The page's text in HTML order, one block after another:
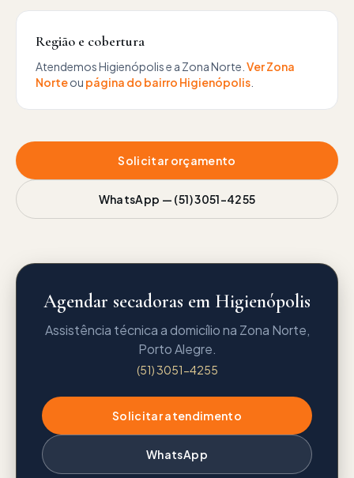
Região e cobertura
AtendemosHigienópolise a Zona Norte VerZona
Norteou página do bairro Higienópolis
Solicitar orçamento
WhatsApp — (51) 3051-4255
Agendar secadoras em Higienópolis
Assistência técnica a domicílio na Zona Norte,
Porto Alegre.
(51) 3051-4255
Solicitar atendimento
WhatsApp